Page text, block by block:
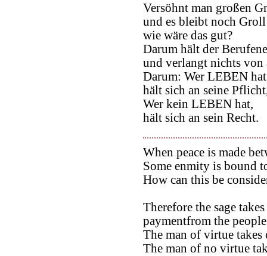
Versöhnt man großen
und es bleibt noch
wie wäre das gut?
Darum hält der
und verlangt nichts von
Darum: Wer LEBEN
hält sich an seine
Wer kein LEBEN hat,
hält sich an sein Recht.
When peace is made
Some enmity is bound
How can this be
Therefore the sage
paymentfrom the
The man of virtue
The man of no virtue